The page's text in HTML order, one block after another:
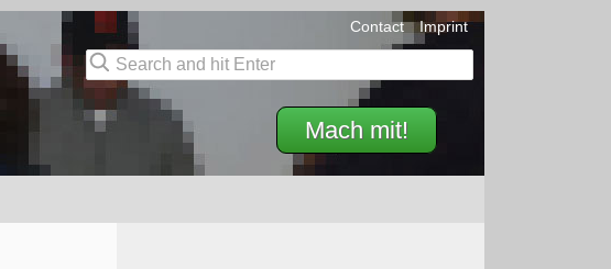
Mach mit!
Contact Imprint